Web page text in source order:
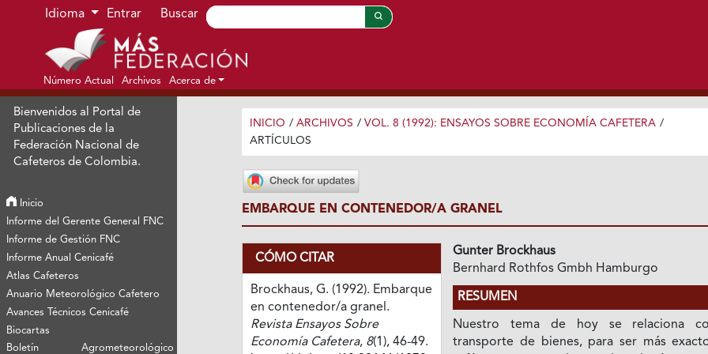
Ir al menú de navegación principal
Ir al contenido principal
Ir al pie de página del sitio
Idioma Entrar Buscar
Número Actual Archivos Acerca de
Bienvenidos al Portal de
Publicaciones de la
Federación Nacional de
Cafeteros de Colombia.
Inicio
Informe del Gerente General FNC
Informe de Gestión FNC
Informe Anual Cenicafé
Atlas Cafeteros
Anuario Meteorológico Cafetero
Avances Técnicos Cenicafé
Biocartas
Boletín Agrometeorológico
INICIO / ARCHIVOS / VOL. 8 (1992): ENSAYOS SOBRE ECONOMÍA CAFETERA /
ARTÍCULOS
EMBARQUE EN CONTENEDOR/A GRANEL
CÓMO CITAR
Brockhaus, G. (1992). Embarque
en contenedor/a granel.
Revista Ensayos Sobre
Economía Cafetera, 8(1), 46-49.
Gunter Brockhaus
Bernhard Rothfos Gmbh Hamburgo
RESUMEN
Nuestro tema de hoy se relaciona
transporte de bienes, para ser más